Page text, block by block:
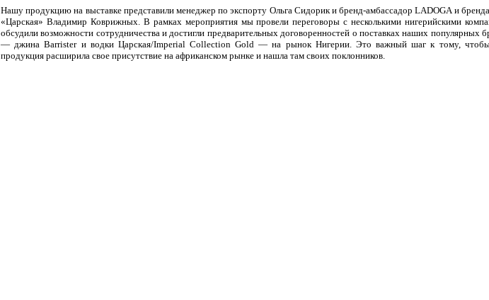
Нашу продукцию на выставке представили менеджер по экспорту Ольга Сидорик и бренд-амбассадор LADOGA и
«Царская» Владимир Коврижных. В рамках мероприятия мы провели переговоры с несколькими нигерийскими
обсудили возможности сотрудничества и достигли предварительных договоренностей о поставках наших популярных
— джина Barrister и водки Царская/Imperial Collection Gold — на рынок Нигерии. Это важный шаг к тому,
продукция расширила свое присутствие на африканском рынке и нашла там своих поклонников.